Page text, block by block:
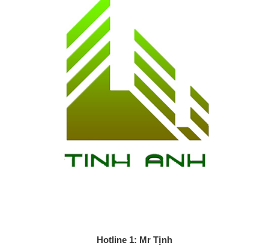
Hotline 1: Mr Tịnh